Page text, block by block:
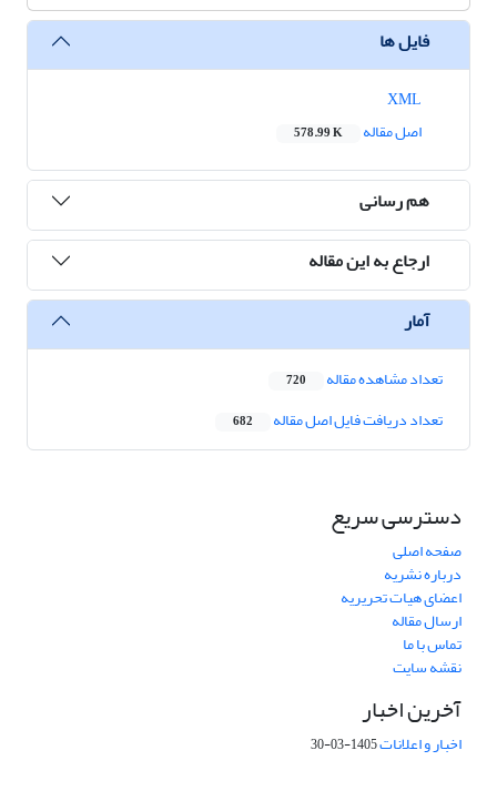
فایل ها
اصل مقاله
578.99 K
هم رسانی
ارجاع به این مقاله
آمار
تعداد مشاهده مقاله 720
تعداد دریافت فایل اصل مقاله 682
دسترسی سریع
صفحه اصلی
درباره نشریه
اعضای هیات تحریریه
ارسال مقاله
تماس با ما
نقشه سایت
آخرین اخبار
اخبار و اعلانات1405-03-30